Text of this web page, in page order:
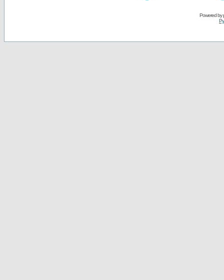
Powered by